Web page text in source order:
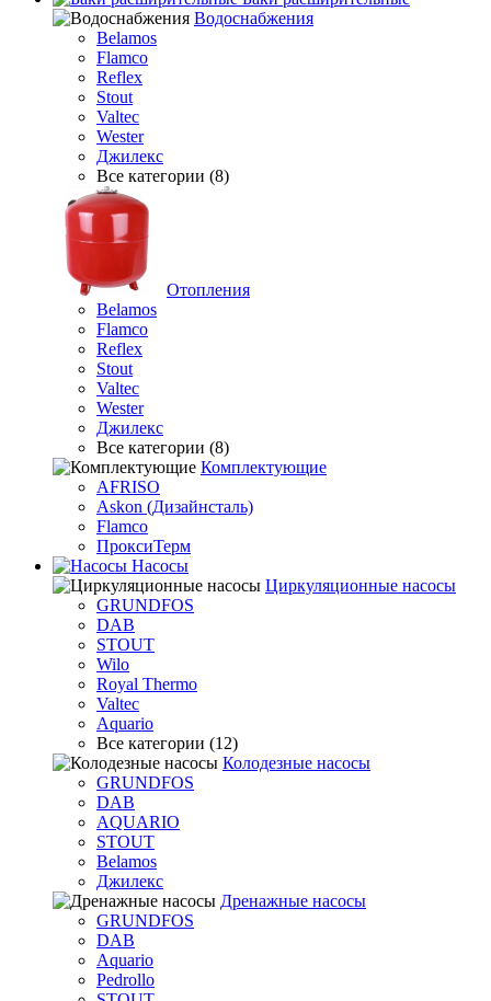
Водоснабжения
Belamos
Flamco
Reflex
Stout
Valtec
Wester
Джилекс
Все категории (8)
Отопления
Belamos
Flamco
Reflex
Stout
Valtec
Wester
Джилекс
Все категории (8)
Комплектующие
AFRISO
Askon (Дизайнсталь)
Flamco
ПроксиТерм
Насосы
Циркуляционные насосы
GRUNDFOS
DAB
STOUT
Wilo
Royal Thermo
Valtec
Aquario
Все категории (12)
Колодезные насосы
GRUNDFOS
DAB
AQUARIO
STOUT
Belamos
Джилекс
Дренажные насосы
GRUNDFOS
DAB
Aquario
Pedrollo